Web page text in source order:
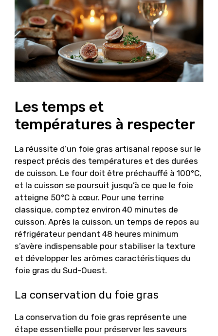
Les temps et
températures à respecter
La réussite d’un foie gras artisanal repose sur le
respect précis des températures et des durées
de cuisson. Le four doit être préchauffé à 100°C,
et la cuisson se poursuit jusqu’à ce que le foie
atteigne 50°C à cœur. Pour une terrine
classique, comptez environ 40 minutes de
cuisson. Après la cuisson, un temps de repos au
réfrigérateur pendant 48 heures minimum
s’avère indispensable pour stabiliser la texture
et développer les arômes caractéristiques du
foie gras du Sud-Ouest.
La conservation du foie gras
La conservation du foie gras représente une
étape essentielle pour préserver les saveurs